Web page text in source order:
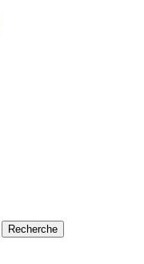
Recherche